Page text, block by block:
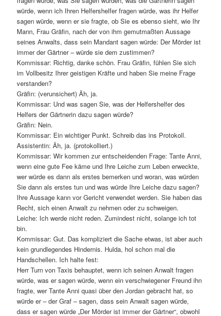
würde, wenn ich Ihren Helfershelfer fragen würde, was ihr Helfer
sagen würde, wenn er sie fragte, ob Sie es ebenso sieht, wie Ihr
Mann, Frau Gräfin, nach der von ihm gemutmaßten Aussage
seines Anwalts, dass sein Mandant sagen würde: Der Mörder ist
immer der Gärtner – würde sie dem zustimmen?
Kommissar: Richtig, danke schön. Frau Gräfin, fühlen Sie sich
im Vollbesitz Ihrer geistigen Kräfte und haben Sie meine Frage
verstanden?
Gräfin: (verunsichert) Äh, ja.
Kommissar: Und was sagen Sie, was der Helfershelfer des
Helfers der Gärtnerin dazu sagen würde?
Gräfin: Nein.
Kommissar: Ein wichtiger Punkt. Schreib das ins Protokoll.
Assistentin: Äh, ja. (protokolliert.)
Kommissar: Wir kommen zur entscheidenden Frage: Tante Anni,
wenn eine gute Fee käme und Ihre Leiche zum Leben erweckte,
wer würde es dann als erstes bemerken und woran, was würden
Sie dann als erstes tun und was würde Ihre Leiche dazu sagen?
Ihre Aussage kann vor Gericht verwendet werden. Sie haben das
Recht, sich einen Anwalt zu nehmen oder zu schweigen.
Leiche: Ich werde nicht reden. Zumindest nicht, solange ich tot
bin.
Kommissar: Gut. Das kompliziert die Sache etwas, ist aber auch
kein grundlegendes Hindernis. Hulda, hol schon mal die
Handschellen. Ich halte fest:
Herr Turn von Taxis behauptet, wenn ich seinen Anwalt fragen
würde, was er sagen würde, wenn ein verschwiegener Freund ihn
fragte, wer Tante Anni quasi über den Jordan gebracht hat, so
würde er – der Graf – sagen, dass sein Anwalt sagen würde,
dass er sagen würde „Der Mörder ist immer der Gärtner“, obwohl